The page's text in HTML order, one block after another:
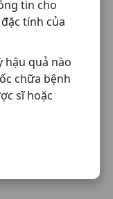
tin cho
tính của
hậu quả nào
chữa bệnh
sĩ hoặc